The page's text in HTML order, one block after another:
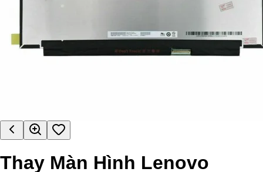
Thay Màn Hình Lenovo